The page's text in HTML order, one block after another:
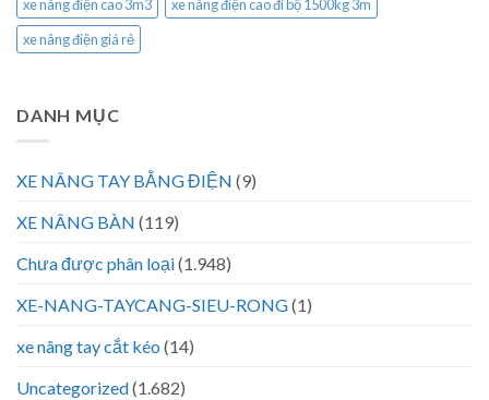
xe nâng điện cao 3m3
xe nâng điện cao đi bộ 1500kg 3m
xe nâng điện giá rẻ
DANH MỤC
XE NÂNG TAY BẰNG ĐIỆN (9)
XE NÂNG BÀN (119)
Chưa được phân loại(1.948)
XE-NANG-TAYCANG-SIEU-RONG(1)
xe nâng tay cắt kéo (14)
Uncategorized(1.682)